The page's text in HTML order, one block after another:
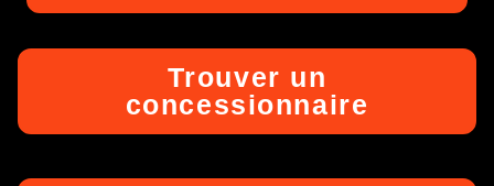
Trouver un
concessionnaire